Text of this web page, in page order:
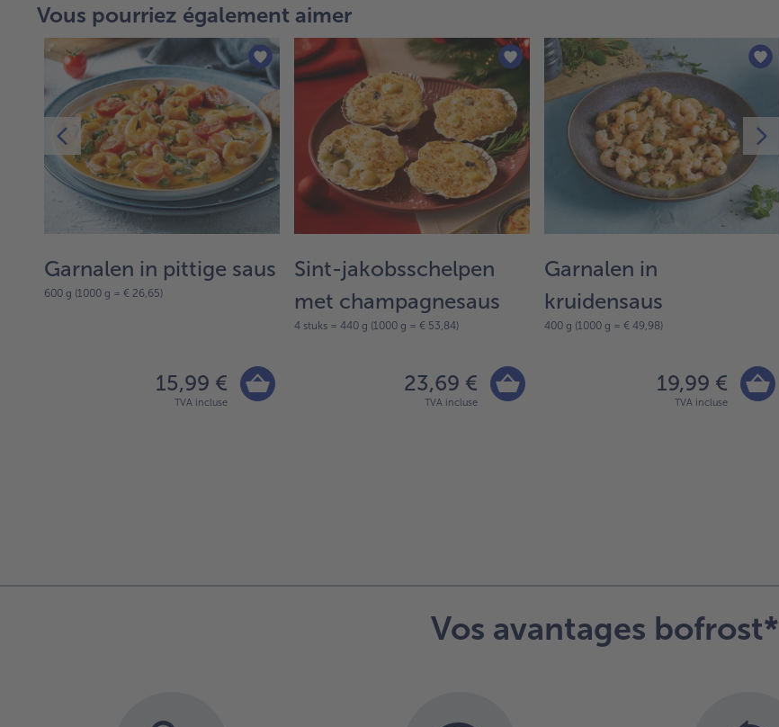
Vous pourriez également aimer
Garnalen in pittige saus
600 g (1000 g = € 26,65)
15,99 €
TVA incluse
Sint-jakobsschelpen
met champagnesaus
4 stuks = 440 g (1000 g = € 53,84)
23,69 €
TVA incluse
Garnalen in
kruidensaus
400 g (1000 g = € 49,98)
19,99 €
TVA incluse
Vos avantages bofrost*